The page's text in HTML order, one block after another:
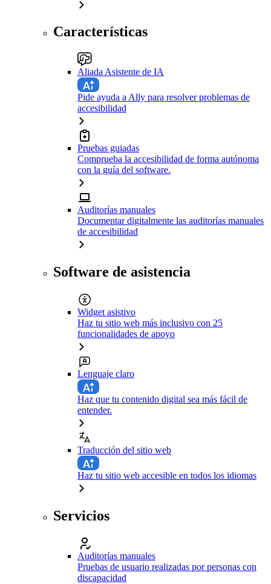
Características
Aliada Asistente de IA
Pide ayuda a Ally para resolver problemas de
accesibilidad
Pruebas guiadas
Comprueba la accesibilidad de forma autónoma
con la guía del software.
Auditorías manuales
Documentar digitalmente las auditorías manuales
de accesibilidad
Software de asistencia
Widget asistivo
Haz tu sitio web más inclusivo con 25
funcionalidades de apoyo
Lenguaje claro
Haz que tu contenido digital sea más fácil de
entender.
Traducción del sitio web
Haz tu sitio web accesible en todos los idiomas
Servicios
Auditorías manuales
Pruebas de usuario realizadas por personas con
discapacidad